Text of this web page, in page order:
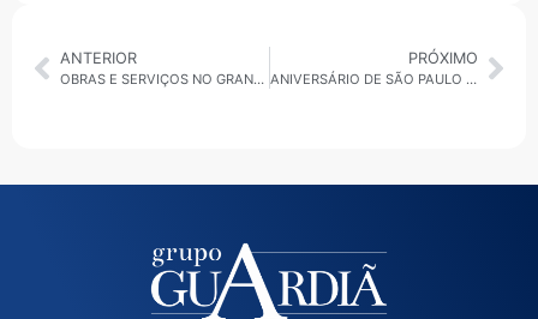
ANTERIOR
OBRAS E SERVIÇOS NO GRANDE ABC: ATRASO NO BRT PODE GERAR MULTA, ENQUANTO SÃO BERNARDO E RIBEIRÃO PIRES INAUGURAM NOVOS PONTOS DE APOIO E SAÚDE
PRÓXIMO
ANIVERSÁRIO DE SÃO PAULO IMPULSIONA REVITALIZAÇÃO E ZELADORIA NOS DISTRITOS DA SÉ